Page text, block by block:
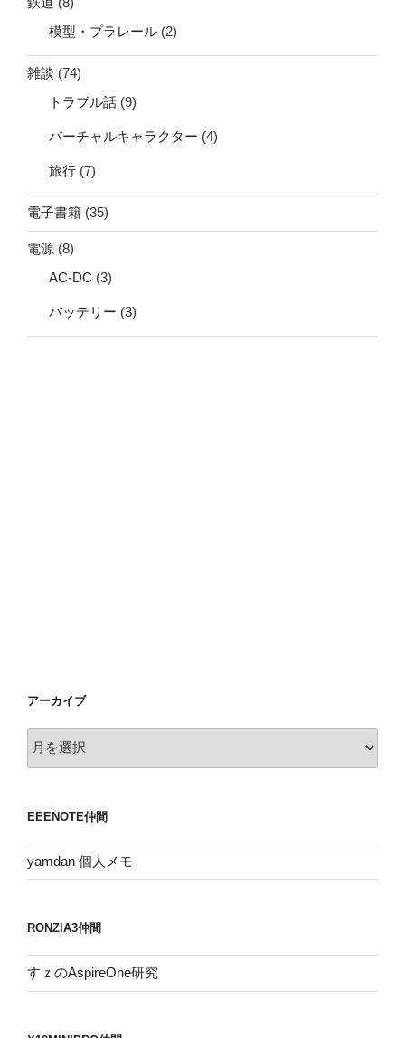
模型・プラレール (2)
雑談 (74)
トラブル話 (9)
バーチャルキャラクター (4)
旅行 (7)
電子書籍 (35)
電源 (8)
AC-DC (3)
バッテリー (3)
アーカイブ
ー
ブ
EEENOTE仲間
yamdan 個人メモ
RONZIA3仲間
すｚのAspireOne研究